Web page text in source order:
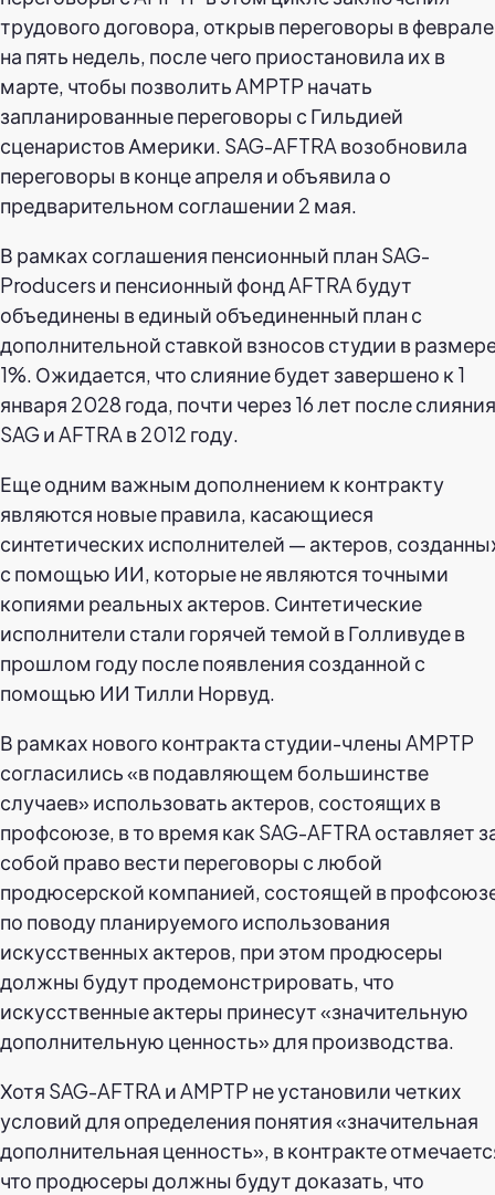
трудового договора, открыв переговоры в феврале
на пять недель, после чего приостановила их в
марте, чтобы позволить AMPTP начать
запланированные переговоры с Гильдией
сценаристов Америки. SAG-AFTRA возобновила
переговоры в конце апреля и объявила о
предварительном соглашении 2 мая.
В рамках соглашения пенсионный план SAG-
Producers и пенсионный фонд AFTRA будут
объединены в единый объединенный план с
дополнительной ставкой взносов студии в
1%. Ожидается, что слияние будет завершено к 1
января 2028 года, почти через 16 лет после слияния
SAG и AFTRA в 2012 году.
Еще одним важным дополнением к контракту
являются новые правила, касающиеся
синтетических исполнителей — актеров,
с помощью ИИ, которые не являются точными
копиями реальных актеров. Синтетические
исполнители стали горячей темой в Голливуде в
прошлом году после появления созданной с
помощью ИИ Тилли Норвуд.
В рамках нового контракта студии-члены AMPTP
согласились «в подавляющем большинстве
случаев» использовать актеров, состоящих в
профсоюзе, в то время как SAG-AFTRA оставляет
собой право вести переговоры с любой
продюсерской компанией, состоящей в
по поводу планируемого использования
искусственных актеров, при этом продюсеры
должны будут продемонстрировать, что
искусственные актеры принесут «значительную
дополнительную ценность» для производства.
Хотя SAG-AFTRA и AMPTP не установили четких
условий для определения понятия «значительная
дополнительная ценность», в контракте
что продюсеры должны будут доказать, что